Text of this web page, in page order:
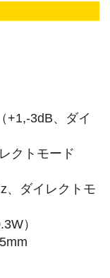
+1,-3dB、ダイ
クトモード
、ダイレクトモ
）